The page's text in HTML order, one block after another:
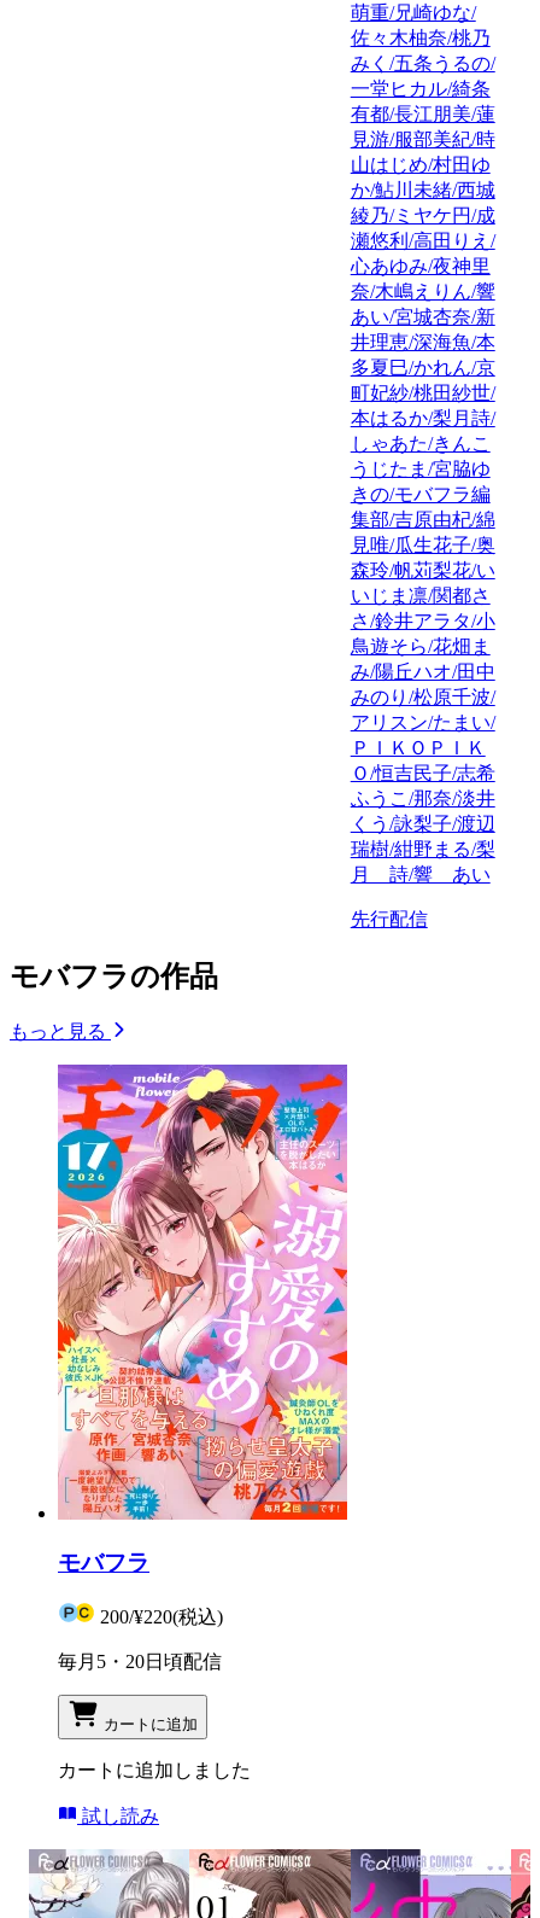
萌重/兄崎ゆな/
佐々木柚奈/桃乃
みく/五条うるの/
一堂ヒカル/綺条
有都/長江朋美/蓮
見游/服部美紀/時
山はじめ/村田ゆ
か/鮎川未緒/西城
綾乃/ミヤケ円/成
瀬悠利/高田りえ/
心あゆみ/夜神里
奈/木嶋えりん/響
あい/宮城杏奈/新
井理恵/深海魚/本
多夏巳/かれん/京
町妃紗/桃田紗世/
本はるか/梨月詩/
しゃあた/きんこ
うじたま/宮脇ゆ
きの/モバフラ編
集部/吉原由杞/綿
見唯/瓜生花子/奥
森玲/帆苅梨花/い
いじま凛/関都さ
さ/鈴井アラタ/小
鳥遊そら/花畑ま
み/陽丘ハオ/田中
みのり/松原千波/
アリスン/たまい/
ＰＩＫＯＰＩＫ
Ｏ/恒吉民子/志希
ふうこ/那奈/淡井
くう/詠梨子/渡辺
瑞樹/紺野まる/梨
月 詩/響 あい
先行配信
モバフラの作品
もっと見る
モバフラ
200/¥220(税込)
毎月5・20日頃配信
カートに追加
カートに追加しました
試し読み